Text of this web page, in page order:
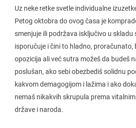
Uz neke retke svetle individualne
Petog oktobra do ovog časa je
smenjuje ili podržava isključivo u skladu
isporučuje i čini to hladno, proračunato,
opozicija ali već sutra možeš da budeš
poslušan, ako sebi obezbediš solidnu
kakvom demagogijom i lažima i ako
nemaš nikakvih skrupula prema
države i naroda.